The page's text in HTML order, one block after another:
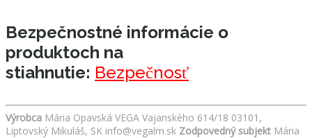
Bezpečnostné informácie o
produktoch na
stiahnutie: Bezpečnosť
Výrobca Mária Opavská VEGA Vajanského 614/18 03101,
Liptovský Mikuláš, SK info@vegalm.sk Zodpovedný subjekt Mária